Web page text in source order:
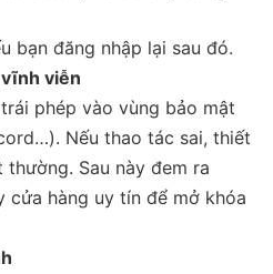
bạn đăng nhập lại sau đó.
viễn
phép vào vùng bảo mật
Nếu thao tác sai, thiết
Sau này đem ra
cửa hàng uy tín để mở khóa